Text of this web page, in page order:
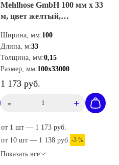
Mehlhose GmbH 100 мм х 33
м, цвет желтый,
Ширина, мм:100
Длина, м:33
Толщина, мм:0,15
Размер, мм:100х33000
1 173 руб.
- +
от 1 шт — 1 173 руб.
от 10 шт — 1 138 руб. -3 %
Показать все